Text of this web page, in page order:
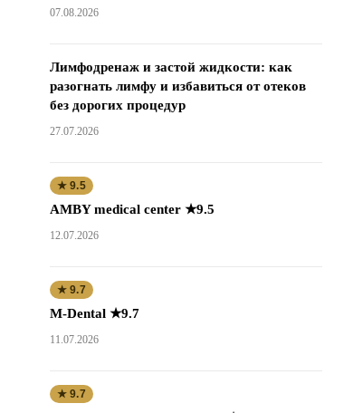
07.08.2026
Лимфодренаж и застой жидкости: как
разогнать лимфу и избавиться от отеков
без дорогих процедур
27.07.2026
★ 9.5
AMBY medical center ★9.5
12.07.2026
★ 9.7
M-Dental ★9.7
11.07.2026
★ 9.7